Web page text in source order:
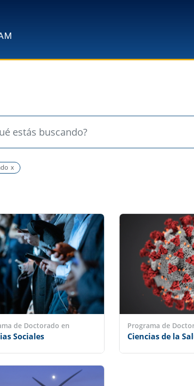
de Doctorado en
Sociales
Programa de
Ciencias de la